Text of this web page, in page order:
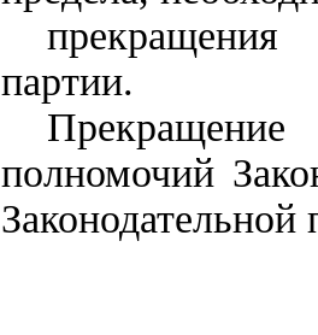
прекращения
партии.
полномочий
Законодательной